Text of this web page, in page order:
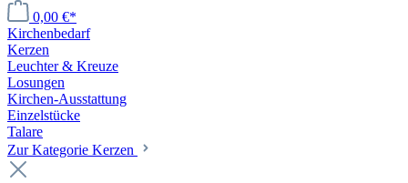
0,00 €*
Kirchenbedarf
Kerzen
Leuchter & Kreuze
Losungen
Kirchen-Ausstattung
Einzelstücke
Talare
Zur Kategorie Kerzen